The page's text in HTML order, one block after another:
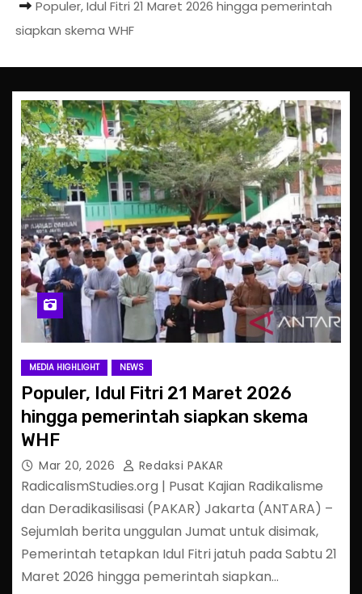
Populer, Idul Fitri 21 Maret 2026 hingga pemerintah
siapkan skema WHF
MEDIA HIGHLIGHT NEWS
Populer, Idul Fitri 21 Maret 2026
hingga pemerintah siapkan skema
WHF
Mar 20, 2026 Redaksi PAKAR
RadicalismStudies.org | Pusat Kajian Radikalisme
dan Deradikasilisasi (PAKAR) Jakarta (ANTARA) –
Sejumlah berita unggulan Jumat untuk disimak,
Pemerintah tetapkan Idul Fitri jatuh pada Sabtu 21
Maret 2026 hingga pemerintah siapkan…